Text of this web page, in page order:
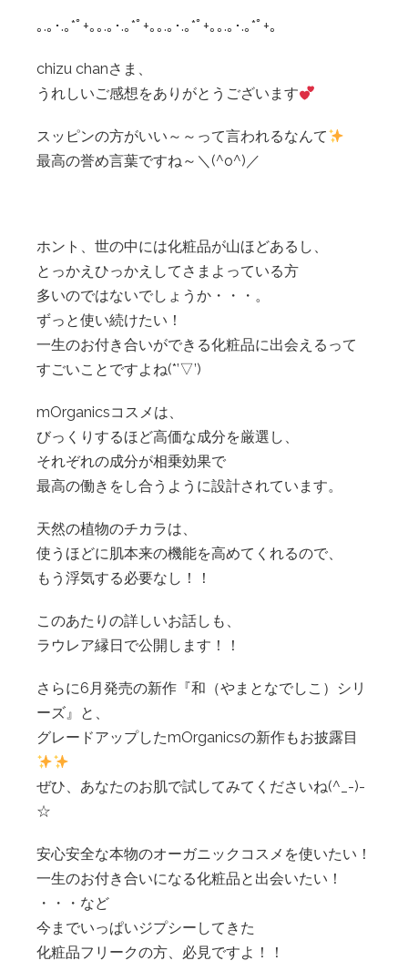
｡.｡･.｡*ﾟ+｡｡.｡･.｡*ﾟ+｡｡.｡･.｡*ﾟ+｡｡.｡･.｡*ﾟ+｡
chizu chanさま、
うれしいご感想をありがとうございます
スッピンの方がいい～～って言われるなんて
最高の誉め言葉ですね～＼(^o^)／
ホント、世の中には化粧品が山ほどあるし、
とっかえひっかえしてさまよっている方
多いのではないでしょうか・・・。
ずっと使い続けたい！
一生のお付き合いができる化粧品に出会えるって
すごいことですよね(*’▽’)
mOrganicsコスメは、
びっくりするほど高価な成分を厳選し、
それぞれの成分が相乗効果で
最高の働きをし合うように設計されています。
天然の植物のチカラは、
使うほどに肌本来の機能を高めてくれるので、
もう浮気する必要なし！！
このあたりの詳しいお話しも、
ラウレア縁日で公開します！！
さらに6月発売の新作『和（やまとなでしこ）シリ
ーズ』と、
グレードアップしたmOrganicsの新作もお披露目
ぜひ、あなたのお肌で試してみてくださいね(^_-)-
☆
安心安全な本物のオーガニックコスメを使いたい！
一生のお付き合いになる化粧品と出会いたい！
・・・など
今までいっぱいジプシーしてきた
化粧品フリークの方、必見ですよ！！